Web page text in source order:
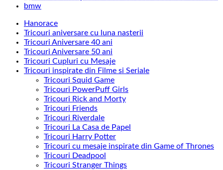
Hanorace
Tricouri aniversare cu luna nasterii
Tricouri Aniversare 40 ani
Tricouri Aniversare 50 ani
Tricouri Cupluri cu Mesaje
Tricouri inspirate din Filme si Seriale
Tricouri Squid Game
Tricouri PowerPuff Girls
Tricouri Rick and Morty
Tricouri Friends
Tricouri Riverdale
Tricouri La Casa de Papel
Tricouri Harry Potter
Tricouri cu mesaje inspirate din Game of Thrones
Tricouri Deadpool
Tricouri Stranger Things